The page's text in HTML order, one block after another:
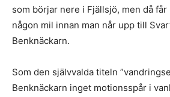
som börjar nere i Fjällsjö, men då
någon mil innan man når upp till
Benknäckarn.
Som den självvalda titeln
Benknäckarn inget motionsspår i